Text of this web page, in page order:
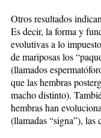
Otros resultados
Es decir, la forma y
evolutivas a lo
de mariposas los
(llamados
que las hembras
macho distinto).
hembras han
(llamadas “signa”), las